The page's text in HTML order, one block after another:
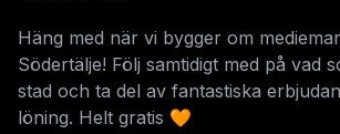
Häng med när vi bygger om
Södertälje! Följ samtidigt med på vad
stad och ta del av fantastiska
löning. Helt gratis 🧡